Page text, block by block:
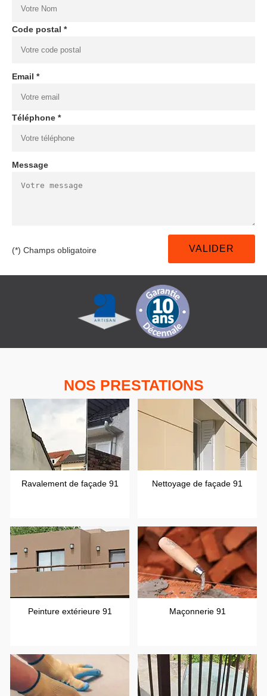
Code postal *
Email *
Téléphone *
Message
(*) Champs obligatoire
NOS PRESTATIONS
Ravalement de façade 91 Nettoyage de façade 91
Peinture extérieure 91 Maçonnerie 91